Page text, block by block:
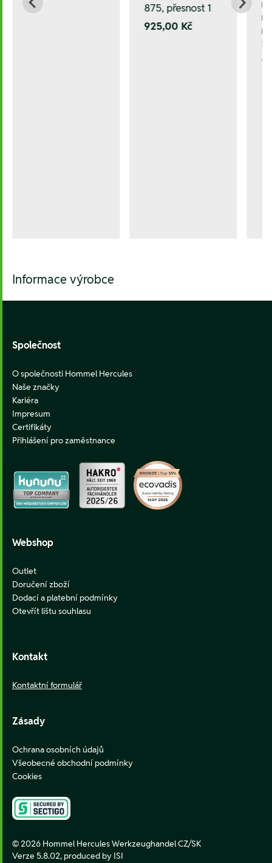
875, přesnost 1
925,00 Kč
Informace výrobce
Footer
Společnost
O společnosti Hommel Hercules
Naše značky
Kariéra
Impresum
Certifikáty
Přihlášení pro zaměstnance
Webshop
Outlet
Doručení zboží
Dodací a platební podmínky
Otevřít lištu souhlasu
Kontakt
Kontaktní formulář
Zásady
Ochrana osobních údajů
Všeobecné obchodní podmínky
Cookies
© 2026 Hommel Hercules Werkzeughandel CZ/SK
Verze 5.8.02, produced by ISI